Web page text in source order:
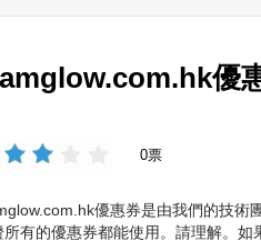
優
0票
優惠券是由我們的技術
所有的優惠券都能使用。請理解。